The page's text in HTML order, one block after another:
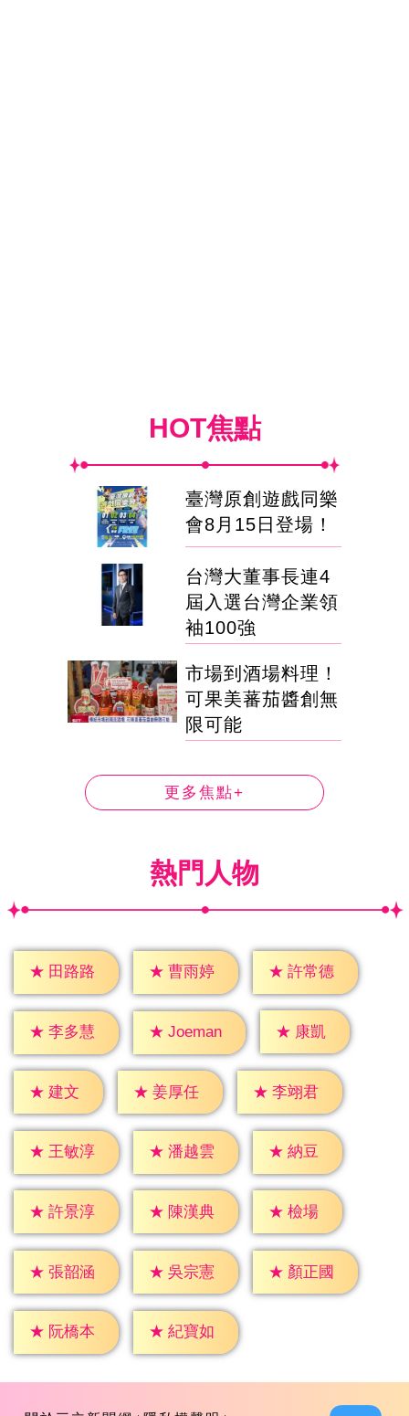
HOT焦點
臺灣原創遊戲同樂
會8月15日登場！
台灣大董事長連4
屆入選台灣企業領
袖100強
市場到酒場料理！
可果美蕃茄醬創無
限可能
更多焦點+
熱門人物
★ 田路路 ★ 曹雨婷 ★ 許常德
★ 李多慧 ★ Joeman ★ 康凱
★ 建文 ★ 姜厚任 ★ 李翊君
★ 王敏淳 ★ 潘越雲 ★ 納豆
★ 許景淳 ★ 陳漢典 ★ 檢場
★ 張韶涵 ★ 吳宗憲 ★ 顏正國
★ 阮橋本 ★ 紀寶如